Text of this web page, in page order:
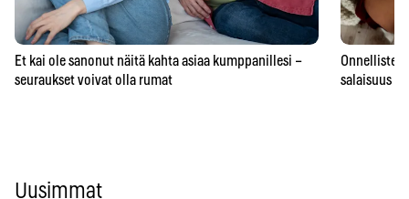
Et kai ole sanonut näitä kahta asiaa kumppanillesi –
seuraukset voivat olla rumat
Onnellisten
salaisuus –
Uusimmat